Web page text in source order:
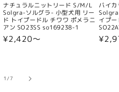
ナチュラルニットリード S/M/L
Solgra-ソルグラ- 小型犬用 リー
ド トイプードル チワワ ポメラニ
アン SO23SS so169238-1
通
¥2,420〜
バイ
イプ
通
1/の
7